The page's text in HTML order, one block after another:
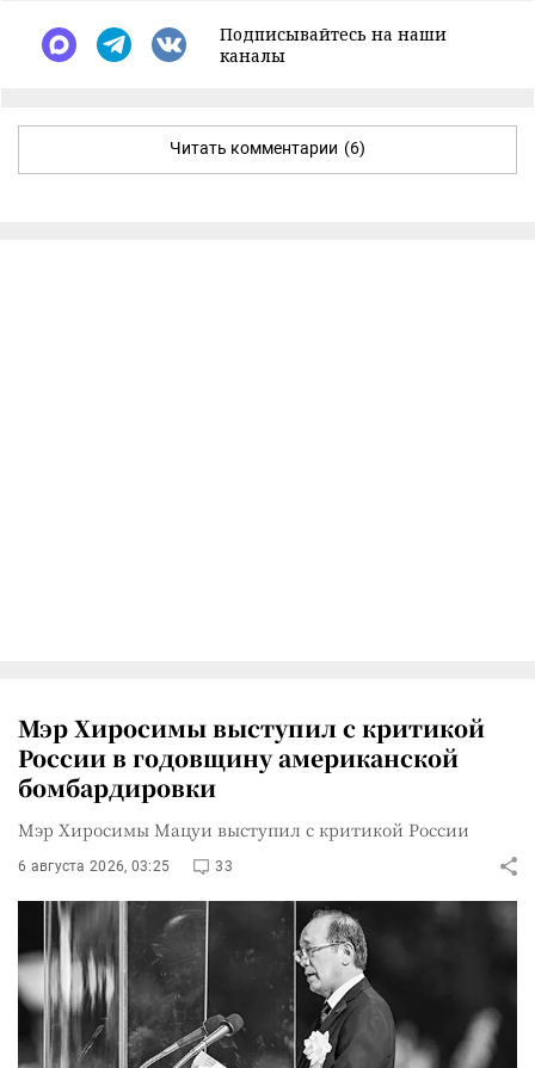
Подписывайтесь на наши
каналы
Читать комментарии (6)
Мэр Хиросимы выступил с критикой
России в годовщину американской
бомбардировки
Мэр Хиросимы Мацуи выступил с критикой России
6 августа 2026, 03:25 33